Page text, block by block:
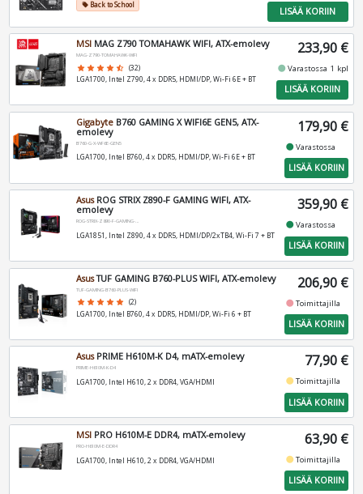
local_offerBack to School
LISÄÄ KORIIN
MSI MAG Z790 TOMAHAWK WIFI, ATX-emolevy
MAG-Z790-TOMAHAWK-WIFI
star star star star star_half (32)
LGA1700, Intel Z790, 4 x DDR5, HDMI/DP, Wi-Fi 6E + BT
233,90 €
fiber_manual_recordVarastossa 1 kpl
LISÄÄ KORIIN
Gigabyte B760 GAMING X WIFI6E GEN5, ATX-
emolevy
B760-G-X-WF6E-GEN5
LGA1700, Intel B760, 4 x DDR5, HDMI/DP, Wi-Fi 6E + BT
179,90 €
fiber_manual_recordVarastossa
LISÄÄ KORIIN
AsusROG STRIX Z890-F GAMING WIFI, ATX-
emolevy
ROG-STRIX-Z890-F-GAMING-WIFI
LGA1851, Intel Z890, 4 x DDR5, HDMI/DP/2xTB4, Wi-Fi 7 + BT
359,90 €
fiber_manual_recordVarastossa
LISÄÄ KORIIN
AsusTUF GAMING B760-PLUS WIFI, ATX-emolevy
TUF-GAMING-B760-PLUS-WIFI
star star star star star (2)
LGA1700, Intel B760, 4 x DDR5, HDMI/DP, Wi-Fi 6 + BT
206,90 €
fiber_manual_recordToimittajilla
LISÄÄ KORIIN
AsusPRIME H610M-K D4, mATX-emolevy
PRIME-H610M-K-D4
LGA1700, Intel H610, 2 x DDR4, VGA/HDMI
77,90 €
fiber_manual_recordToimittajilla
LISÄÄ KORIIN
MSI PRO H610M-E DDR4, mATX-emolevy
PRO-H610M-E-DDR4
LGA1700, Intel H610, 2 x DDR4, VGA/HDMI
63,90 €
fiber_manual_recordToimittajilla
LISÄÄ KORIIN